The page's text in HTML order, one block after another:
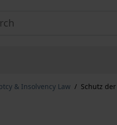
& Insolvency Law / Schutz